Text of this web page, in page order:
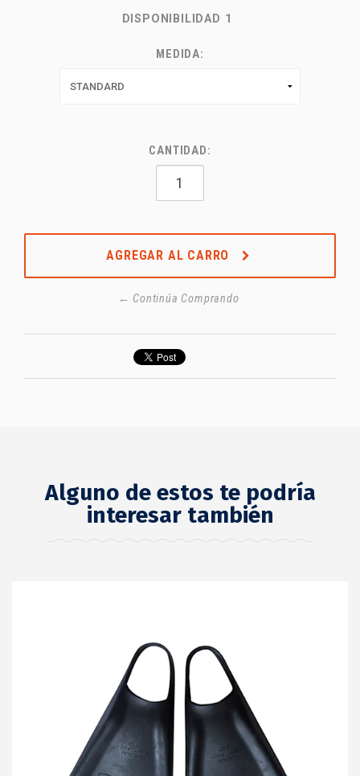
DISPONIBILIDAD 1
MEDIDA:
CANTIDAD:
AGREGAR AL CARRO
← Continúa Comprando
Alguno de estos te podría
interesar también